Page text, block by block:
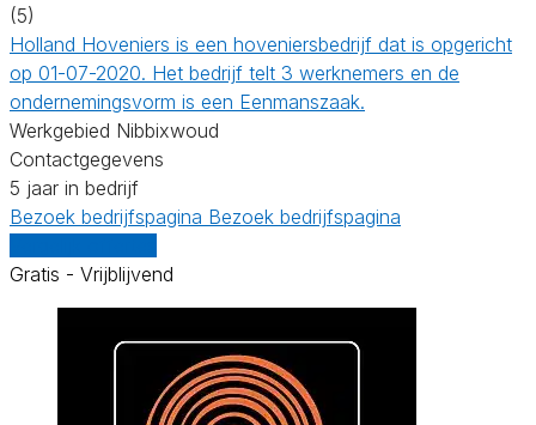
(5)
Holland Hoveniers is een hoveniersbedrijf dat is opgericht
op 01-07-2020. Het bedrijf telt 3 werknemers en de
ondernemingsvorm is een Eenmanszaak.
Werkgebied Nibbixwoud
Contactgegevens
5 jaar in bedrijf
Bezoek bedrijfspagina Bezoek bedrijfspagina
Gratis - Vrijblijvend